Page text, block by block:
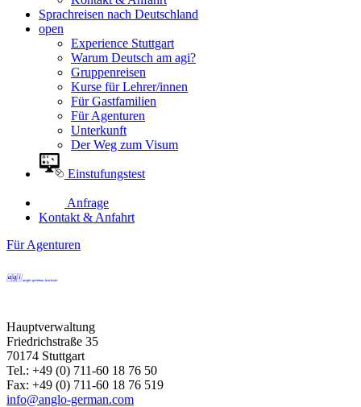
Sprachreisen nach Deutschland
open
Experience Stuttgart
Warum Deutsch am agi?
Gruppenreisen
Kurse für Lehrer/innen
Für Gastfamilien
Für Agenturen
Unterkunft
Der Weg zum Visum
Einstufungstest
Anfrage
Kontakt & Anfahrt
Für Agenturen
Hauptverwaltung
Friedrichstraße 35
70174 Stuttgart
Tel.: +49 (0) 711-60 18 76 50
Fax: +49 (0) 711-60 18 76 519
info@anglo-german.com